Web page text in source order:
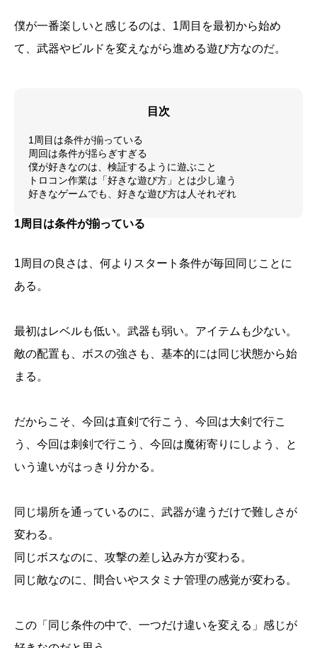
僕が一番楽しいと感じるのは、1周目を最初から始め
て、武器やビルドを変えながら進める遊び方なのだ。
目次
1周目は条件が揃っている
周回は条件が揺らぎすぎる
僕が好きなのは、検証するように遊ぶこと
トロコン作業は「好きな遊び方」とは少し違う
好きなゲームでも、好きな遊び方は人それぞれ
1周目は条件が揃っている
1周目の良さは、何よりスタート条件が毎回同じことに
ある。
最初はレベルも低い。武器も弱い。アイテムも少ない。
敵の配置も、ボスの強さも、基本的には同じ状態から始
まる。
だからこそ、今回は直剣で行こう、今回は大剣で行こ
う、今回は刺剣で行こう、今回は魔術寄りにしよう、と
いう違いがはっきり分かる。
同じ場所を通っているのに、武器が違うだけで難しさが
変わる。
同じボスなのに、攻撃の差し込み方が変わる。
同じ敵なのに、間合いやスタミナ管理の感覚が変わる。
この「同じ条件の中で、一つだけ違いを変える」感じが